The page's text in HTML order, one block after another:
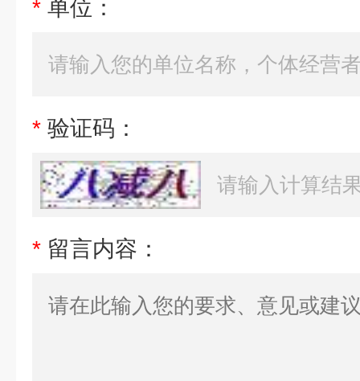
* 单位：
* 验证码：
* 留言内容：